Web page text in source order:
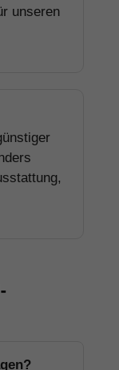
unseren